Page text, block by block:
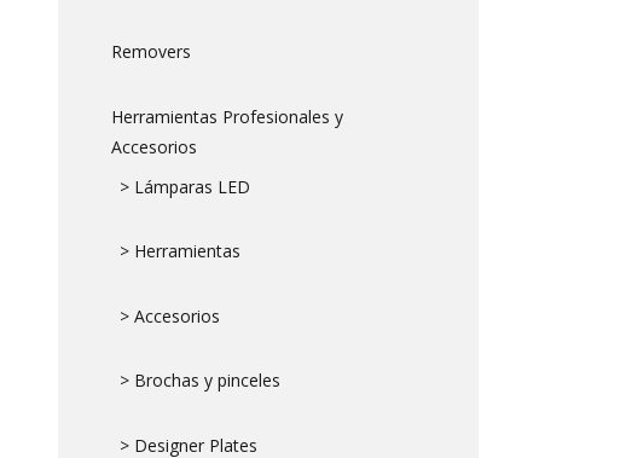
Removers
Herramientas Profesionales y
Accesorios
> Lámparas LED
> Herramientas
> Accesorios
> Brochas y pinceles
> Designer Plates